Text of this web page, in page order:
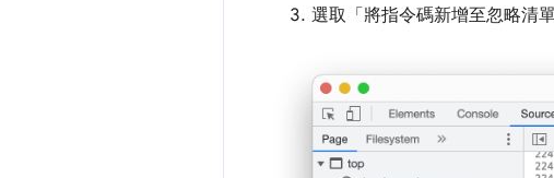
選取「將指令碼新增至忽略清單